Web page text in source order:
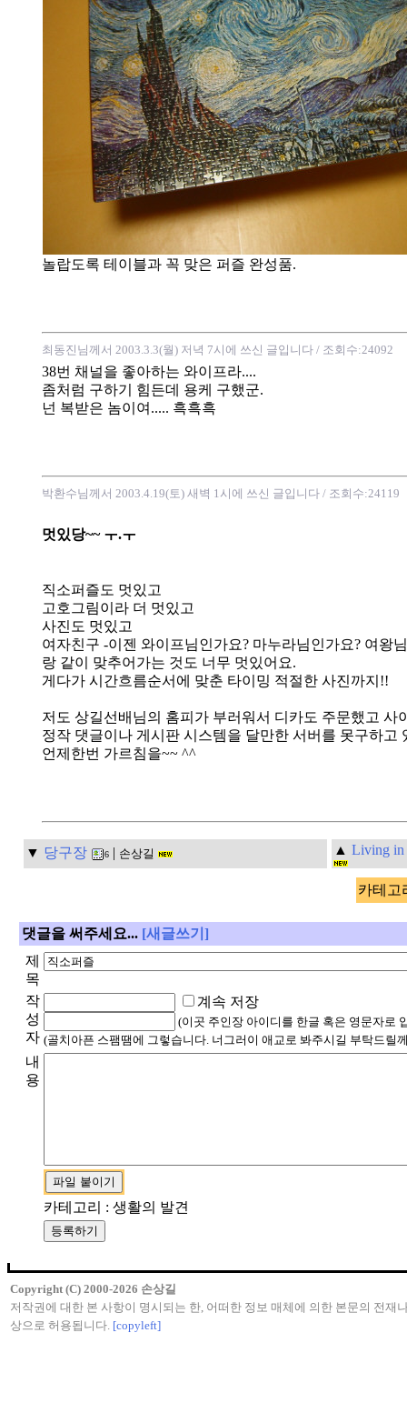
놀랍도록 테이블과 꼭 맞은 퍼즐 완성품.
최동진님께서 2003.3.3(월) 저녁 7시에 쓰신 글입니다 / 조회수:24092
38번 채널을 좋아하는 와이프라....
좀처럼 구하기 힘든데 용케 구했군.
넌 복받은 놈이여..... 흑흑흑
박환수님께서 2003.4.19(토) 새벽 1시에 쓰신 글입니다 / 조회수:24119
멋있당~~ ㅜ.ㅜ
직소퍼즐도 멋있고
고호그림이라 더 멋있고
사진도 멋있고
여자친구 -이젠 와이프님인가요? 마누라님인가요? 여왕
랑 같이 맞추어가는 것도 너무 멋있어요.
게다가 시간흐름순서에 맞춘 타이밍 적절한 사진까지!!
저도 상길선배님의 홈피가 부러워서 디카도 주문했고 사
정작 댓글이나 게시판 시스템을 달만한 서버를 못구하고
언제한번 가르침을~~ ^^
▼ 당구장 6 | 손상길 ▲ Living in
카테고
댓글을 써주세요... [새글쓰기]
제
목
작
성
자
계속 저장
(이곳 주인장 아이디를 한글 혹은 영문자로
(골치아픈 스팸땜에 그렇습니다. 너그러이 애교로 봐주시길 부탁드릴
내
용
카테고리 : 생활의 발견
Copyright (C) 2000-2026 손상길
저작권에 대한 본 사항이 명시되는 한, 어떠한 정보 매체에 의한 본문의 전재
상으로 허용됩니다. [copyleft]